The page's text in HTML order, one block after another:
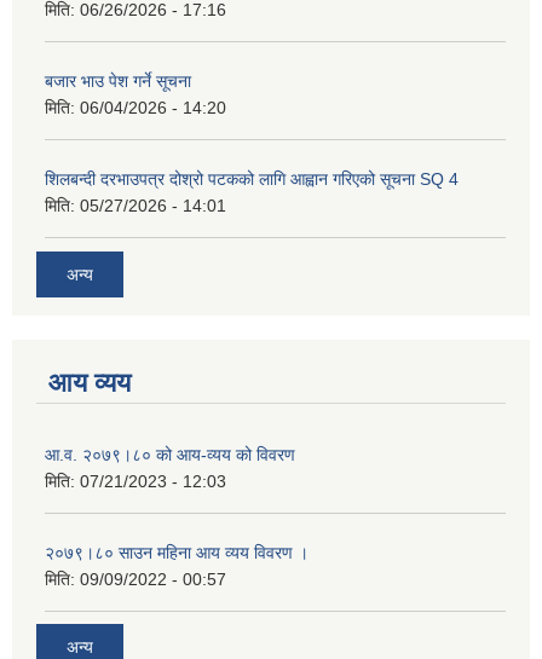
मिति: 06/26/2026 - 17:16
बजार भाउ पेश गर्ने सूचना
मिति: 06/04/2026 - 14:20
शिलबन्दी दरभाउपत्र दोश्रो पटकको लागि आह्वान गरिएको सूचना SQ 4
मिति: 05/27/2026 - 14:01
अन्य
आय व्यय
आ.व. २०७९।८० को आय-व्यय को विवरण
मिति: 07/21/2023 - 12:03
२०७९।८० साउन महिना आय व्यय विवरण ।
मिति: 09/09/2022 - 00:57
अन्य